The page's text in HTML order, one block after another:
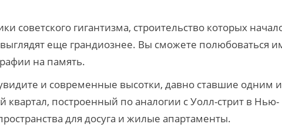
советского гигантизма, строительство которых
еще грандиознее. Вы сможете полюбоваться
на память.
и современные высотки, давно ставшие одним
построенный по аналогии с Уолл-стрит в Нью-
для досуга и жилые апартаменты.